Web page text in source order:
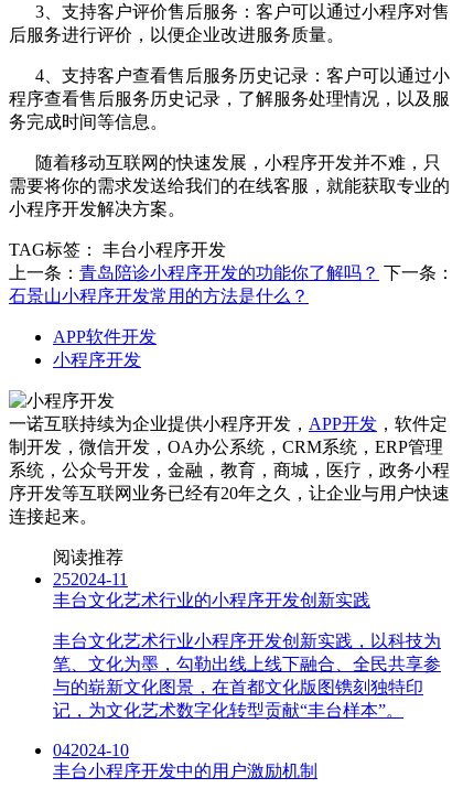
3、支持客户评价售后服务：客户可以通过小程序对售
后服务进行评价，以便企业改进服务质量。
4、支持客户查看售后服务历史记录：客户可以通过小
程序查看售后服务历史记录，了解服务处理情况，以及服
务完成时间等信息。
随着移动互联网的快速发展，小程序开发并不难，只
需要将你的需求发送给我们的在线客服，就能获取专业的
小程序开发解决方案。
TAG标签：
丰台小程序开发
上一条： 青岛陪诊小程序开发的功能你了解吗？ 下一条：
石景山小程序开发常用的方法是什么？
APP软件开发
小程序开发
一诺互联持续为企业提供小程序开发， APP开发 ，软件定
制开发，微信开发，OA办公系统，CRM系统，ERP管理
系统，公众号开发，金融，教育，商城，医疗，政务小程
序开发等互联网业务已经有20年之久，让企业与用户快速
连接起来。
阅读推荐
252024-11
丰台文化艺术行业的小程序开发创新实践
丰台文化艺术行业小程序开发创新实践，以科技为
笔、文化为墨，勾勒出线上线下融合、全民共享参
与的崭新文化图景，在首都文化版图镌刻独特印
记，为文化艺术数字化转型贡献“丰台样本”。
042024-10
丰台小程序开发中的用户激励机制